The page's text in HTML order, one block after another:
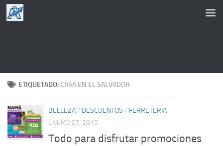
Saltar al contenido
ETIQUETADO: CASA EN EL SALVADOR
BELLEZA/ DESCUENTOS / FERRETERIA
ENERO 27, 2015
Todo para disfrutar promociones